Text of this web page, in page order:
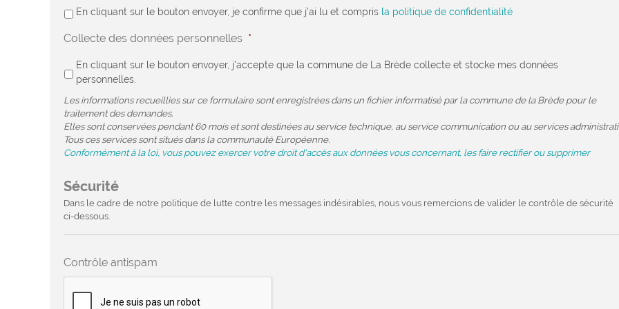
En cliquant sur le bouton envoyer, je confirme que j'ai lu et compris la politique de confidentialité
Collecte des données personnelles *
En cliquant sur le bouton envoyer, j'accepte que la commune de La Brède collecte et stocke mes données
personnelles.
Les informations recueillies sur ce formulaire sont enregistrées dans un fichier informatisé par la commune de la Brède pour le
traitement des demandes.
Elles sont conservées pendant 60 mois et sont destinées au service technique, au service communication ou au services
Tous ces services sont situés dans la communauté Européenne.
Conformément à la loi, vous pouvez exercer votre droit d'accès aux données vous concernant, les faire rectifier ou supprimer
Sécurité
Dans le cadre de notre politique de lutte contre les messages indésirables, nous vous remercions de valider le contrôle de sécurité
ci-dessous.
Contrôle antispam